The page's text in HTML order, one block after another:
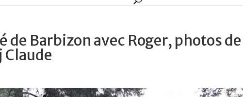
de Barbizon avec Roger, photos de
Claude